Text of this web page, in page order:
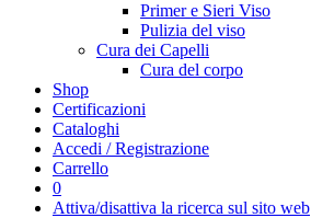
Primer e Sieri Viso
Pulizia del viso
Cura dei Capelli
Cura del corpo
Shop
Certificazioni
Cataloghi
Accedi / Registrazione
Carrello
0
Attiva/disattiva la ricerca sul sito web